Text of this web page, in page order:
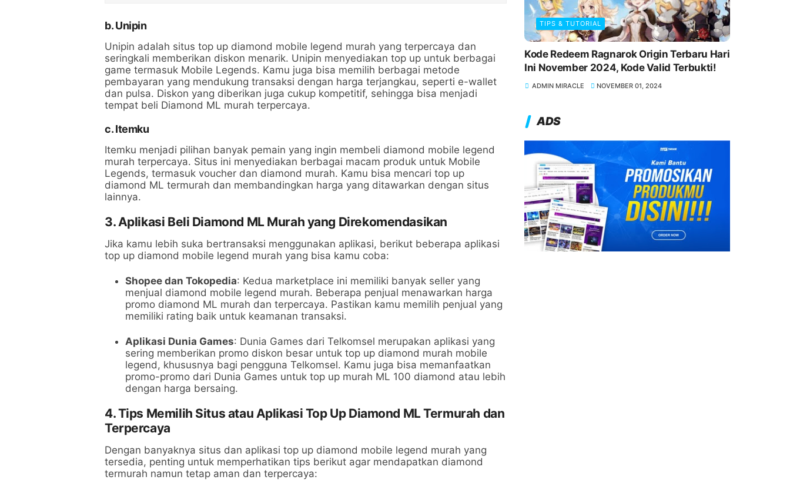
b.Unipin
Unipin adalah situs top up diamond mobile legend murah yang terpercaya dan
seringkali memberikan diskon menarik. Unipin menyediakan top up untuk berbagai
game termasuk Mobile Legends. Kamu juga bisa memilih berbagai metode
pembayaran yang mendukung transaksi dengan harga terjangkau, seperti e-wallet
dan pulsa. Diskon yang diberikan juga cukup kompetitif, sehingga bisa menjadi
tempat beli Diamond ML murah terpercaya.
c.Itemku
Itemku menjadi pilihan banyak pemain yang ingin membeli diamond mobile legend
murah terpercaya. Situs ini menyediakan berbagai macam produk untuk Mobile
Legends, termasuk voucher dan diamond murah. Kamu bisa mencari top up
diamond ML termurah dan membandingkan harga yang ditawarkan dengan situs
lainnya.
3. Aplikasi Beli Diamond ML Murah yang Direkomendasikan
Jika kamu lebih suka bertransaksi menggunakan aplikasi, berikut beberapa aplikasi
top up diamond mobile legend murah yang bisa kamu coba:
Shopee dan Tokopedia: Kedua marketplace ini memiliki banyak seller yang
menjual diamond mobile legend murah. Beberapa penjual menawarkan harga
promo diamond ML murah dan terpercaya. Pastikan kamu memilih penjual yang
memiliki rating baik untuk keamanan transaksi.
Aplikasi Dunia Games: Dunia Games dari Telkomsel merupakan aplikasi yang
sering memberikan promo diskon besar untuk top up diamond murah mobile
legend, khususnya bagi pengguna Telkomsel. Kamu juga bisa memanfaatkan
promo-promo dari Dunia Games untuk top up murah ML 100 diamond atau lebih
dengan harga bersaing.
4. Tips Memilih Situs atau Aplikasi Top Up Diamond ML Termurah dan
Terpercaya
Dengan banyaknya situs dan aplikasi top up diamond mobile legend murah yang
tersedia, penting untuk memperhatikan tips berikut agar mendapatkan diamond
termurah namun tetap aman dan terpercaya:
TIPS & TUTORIAL
Kode Redeem Ragnarok Origin Terbaru Hari
Ini November 2024, Kode Valid Terbukti!
ADMIN MIRACLE NOVEMBER 01, 2024
ADS